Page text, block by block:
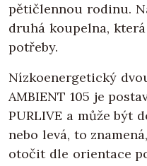
pětičlennou rodinu.
druhá koupelna,
potřeby.
Nízkoenergetický
AMBIENT 105 je
PURLIVE a může být
nebo levá, to
otočit dle orientace